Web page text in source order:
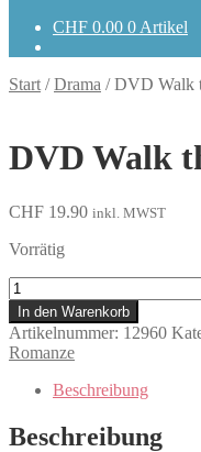
CHF 0.00 0 Artikel
Start /Drama /DVD Walk
DVD Walk
CHF 19.90 inkl. MWST
Vorrätig
Walk
the
Line
Menge
In den Warenkorb
Artikelnummer: 12960
Romanze
Beschreibung
Beschreibung